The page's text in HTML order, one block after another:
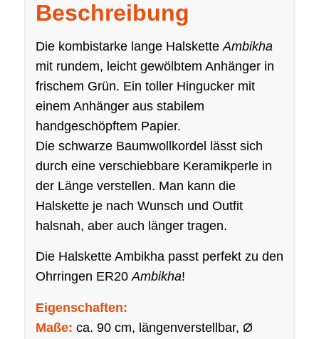
Beschreibung
Die kombistarke lange HalsketteAmbikha
mit rundem, leicht gewölbtem Anhänger in
frischem Grün. Ein toller Hingucker mit
einem Anhänger aus stabilem
handgeschöpftem Papier.
Die schwarze Baumwollkordel lässt sich
durch eine verschiebbare Keramikperle in
der Länge verstellen. Man kann die
Halskette je nach Wunsch und Outfit
halsnah, aber auch länger tragen.
Die Halskette Ambikha passt perfekt zu den
Ohrringen ER20Ambikha!
Eigenschaften:
Maße: ca. 90 cm, längenverstellbar, Ø